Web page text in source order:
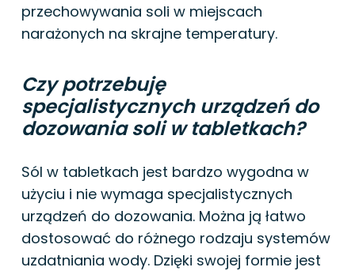
przechowywania soli w miejscach
narażonych na skrajne temperatury.
Czy potrzebuję
specjalistycznych urządzeń do
dozowania soli w tabletkach?
Sól w tabletkach jest bardzo wygodna w
użyciu i nie wymaga specjalistycznych
urządzeń do dozowania. Można ją łatwo
dostosować do różnego rodzaju systemów
uzdatniania wody. Dzięki swojej formie jest